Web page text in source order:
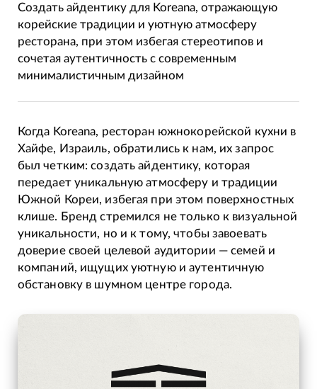
Создать айдентику для Koreana, отражающую
корейские традиции и уютную атмосферу
ресторана, при этом избегая стереотипов и
сочетая аутентичность с современным
минималистичным дизайном
Когда Koreana, ресторан южнокорейской кухни в
Хайфе, Израиль, обратились к нам, их запрос
был четким: создать айдентику, которая
передает уникальную атмосферу и традиции
Южной Кореи, избегая при этом поверхностных
клише. Бренд стремился не только к визуальной
уникальности, но и к тому, чтобы завоевать
доверие своей целевой аудитории — семей и
компаний, ищущих уютную и аутентичную
обстановку в шумном центре города.